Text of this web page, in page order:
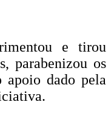
e tirou
parabenizou os
apoio dado pela